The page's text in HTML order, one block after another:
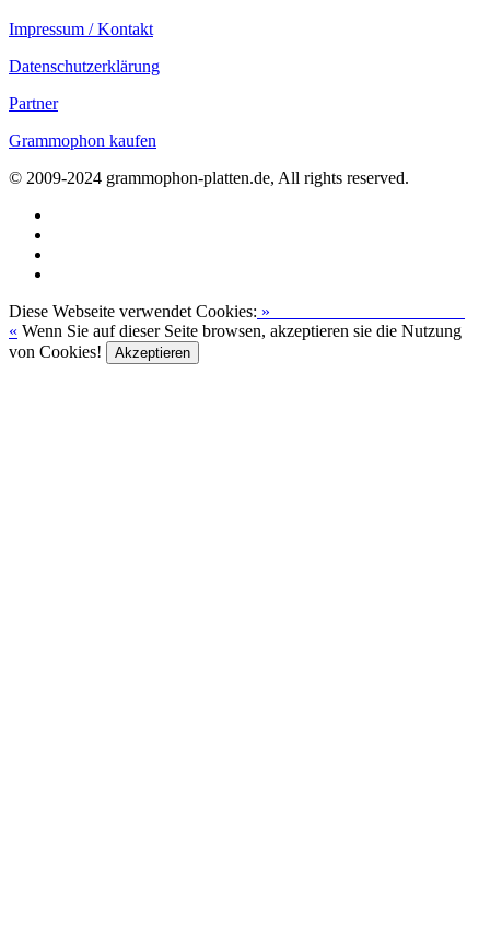
Impressum / Kontakt
Datenschutzerklärung
Partner
Grammophon kaufen
© 2009-2024 grammophon-platten.de, All rights reserved.
Diese Webseite verwendet Cookies: »
« Wenn Sie auf dieser Seite browsen, akzeptieren sie die Nutzung
von Cookies!
Akzeptieren